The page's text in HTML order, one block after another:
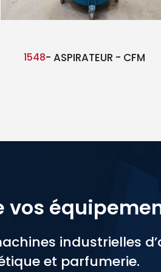
1548- ASPIRATEUR - CFM
vos
industrielles
et parfumerie.